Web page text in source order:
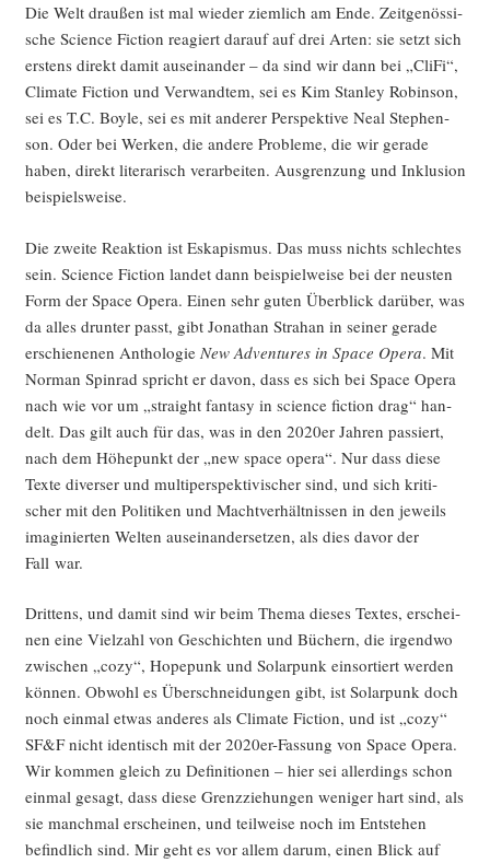
Die Welt drau­ßen ist mal wie­der ziem­lich am Ende. Zeit­ge­nös­si­
sche Sci­ence Fic­tion reagiert dar­auf auf drei Arten: sie setzt sich
ers­tens direkt damit aus­ein­an­der – da sind wir dann bei „Cli­Fi“,
Cli­ma­te Fic­tion und Ver­wand­tem, sei es Kim Stan­ley Robin­son,
sei es T.C. Boyle, sei es mit ande­rer Per­spek­ti­ve Neal Ste­phen­
son. Oder bei Wer­ken, die ande­re Pro­ble­me, die wir gera­de
haben, direkt lite­ra­risch ver­ar­bei­ten. Aus­gren­zung und Inklu­si­on
beispielsweise.
Die zwei­te Reak­ti­on ist Eska­pis­mus. Das muss nichts schlech­tes
sein. Sci­ence Fic­tion lan­det dann bei­spiel­wei­se bei der neus­ten
Form der Space Ope­ra. Einen sehr guten Über­blick dar­über, was
da alles drun­ter passt, gibt Jona­than Stra­han in sei­ner gera­de
erschie­ne­nen Antho­lo­gie New Adven­tures in Space Ope­ra. Mit
Nor­man Spin­rad spricht er davon, dass es sich bei Space Ope­ra
nach wie vor um „straight fan­ta­sy in sci­ence fic­tion drag“ han­
delt. Das gilt auch für das, was in den 2020er Jah­ren pas­siert,
nach dem Höhe­punkt der „new space ope­ra“. Nur dass die­se
Tex­te diver­ser und mul­ti­per­spek­ti­vi­scher sind, und sich kri­ti­
scher mit den Poli­ti­ken und Macht­ver­hält­nis­sen in den jeweils
ima­gi­nier­ten Wel­ten aus­ein­an­der­set­zen, als dies davor der
Fall war.
Drit­tens, und damit sind wir beim The­ma die­ses Tex­tes, erschei­
nen eine Viel­zahl von Geschich­ten und Büchern, die irgend­wo
zwi­schen „cozy“, Hope­punk und Solar­punk ein­sor­tiert wer­den
kön­nen. Obwohl es Über­schnei­dun­gen gibt, ist Solar­punk doch
noch ein­mal etwas ande­res als Cli­ma­te Fic­tion, und ist „cozy“
SF&F nicht iden­tisch mit der 2020er-Fas­sung von Space Ope­ra.
Wir kom­men gleich zu Defi­ni­tio­nen – hier sei aller­dings schon
ein­mal gesagt, dass die­se Grenz­zie­hun­gen weni­ger hart sind, als
sie manch­mal erschei­nen, und teil­wei­se noch im Ent­ste­hen
befind­lich sind. Mir geht es vor allem dar­um, einen Blick auf